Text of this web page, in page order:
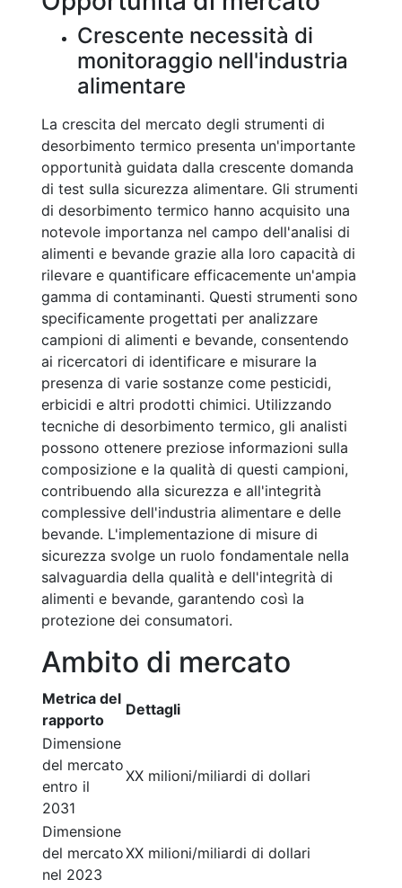
Crescente necessità di
monitoraggio nell'industria
alimentare
La crescita del mercato degli strumenti di
desorbimento termico presenta un'importante
opportunità guidata dalla crescente domanda
di test sulla sicurezza alimentare. Gli strumenti
di desorbimento termico hanno acquisito una
notevole importanza nel campo dell'analisi di
alimenti e bevande grazie alla loro capacità di
rilevare e quantificare efficacemente un'ampia
gamma di contaminanti. Questi strumenti sono
specificamente progettati per analizzare
campioni di alimenti e bevande, consentendo
ai ricercatori di identificare e misurare la
presenza di varie sostanze come pesticidi,
erbicidi e altri prodotti chimici. Utilizzando
tecniche di desorbimento termico, gli analisti
possono ottenere preziose informazioni sulla
composizione e la qualità di questi campioni,
contribuendo alla sicurezza e all'integrità
complessive dell'industria alimentare e delle
bevande. L'implementazione di misure di
sicurezza svolge un ruolo fondamentale nella
salvaguardia della qualità e dell'integrità di
alimenti e bevande, garantendo così la
protezione dei consumatori.
Ambito di mercato
Metrica del
rapporto
Dettagli
Dimensione
del mercato
entro il
2031
XX milioni/miliardi di dollari
Dimensione
del mercato
nel 2023
XX milioni/miliardi di dollari